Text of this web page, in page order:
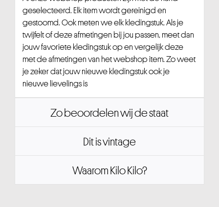
geselecteerd. Elk item wordt gereinigd en
gestoomd. Ook meten we elk kledingstuk. Als je
twijfelt of deze afmetingen bij jou passen, meet dan
jouw favoriete kledingstuk op en vergelijk deze
met de afmetingen van het webshop item. Zo weet
je zeker dat jouw nieuwe kledingstuk ook je
nieuwe lievelings is
Zo beoordelen wij de staat
Dit is vintage
Waarom Kilo Kilo?